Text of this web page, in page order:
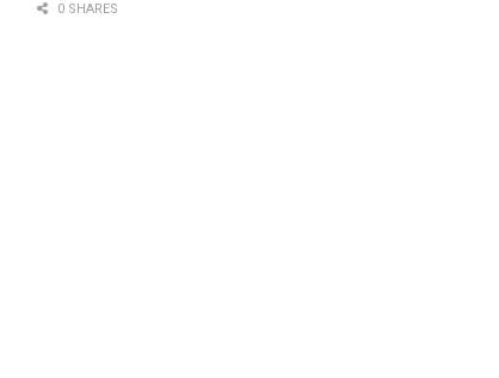
0 SHARES